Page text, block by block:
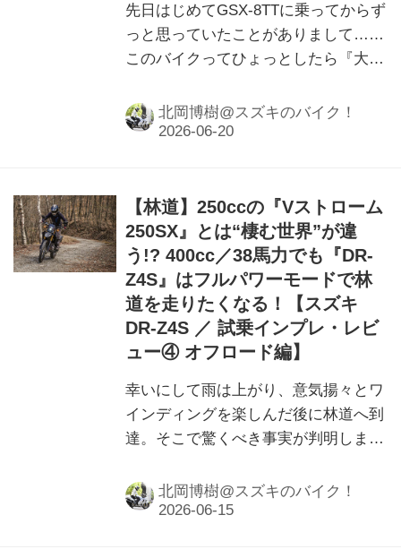
先日はじめてGSX-8TTに乗ってからず
っと思っていたことがありまして……
このバイクってひょっとしたら『大型
もしれないのです。
北岡博樹@スズキのバイク！
【林道】250ccの『Vストローム
250SX』とは“棲む世界”が違
う!? 400cc／38馬力でも『DR-
Z4S』はフルパワーモードで林
道を走りたくなる！【スズキ
DR-Z4S ／ 試乗インプレ・レビ
ュー④ オフロード編】
幸いにして雨は上がり、意気揚々とワ
インディングを楽しんだ後に林道へ到
達。そこで驚くべき事実が判明しまし
北岡博樹@スズキのバイク！